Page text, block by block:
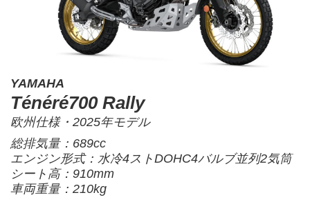
YAMAHA
Ténéré700 Rally
欧州仕様・2025年モデル
総排気量：689cc
エンジン形式：水冷4ストDOHC4バルブ並列2気筒
シート高：910mm
車両重量：210kg